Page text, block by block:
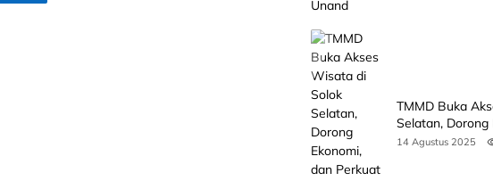
TMMD Buka
Selatan, Dorong
Perkuat Peran
14 Agustus 2025